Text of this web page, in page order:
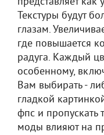
Текстуры будут
глазам.
где повышается
радуга. Каждый
особенному,
Вам выбирать -
гладкой
фпс и пропускать
моды влияют на